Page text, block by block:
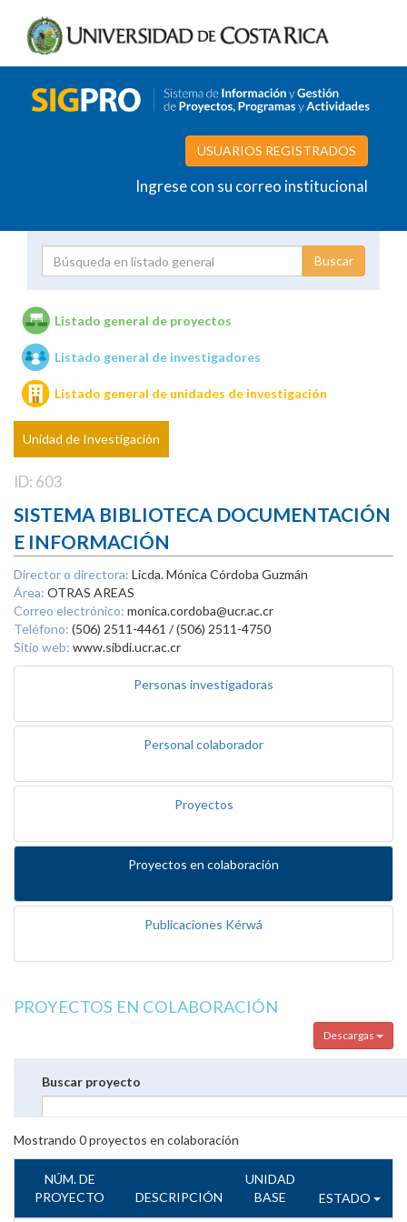
USUARIOS REGISTRADOS
Ingrese con su correo institucional
Unidades de investigación
Listado general de proyectos
Listado general de investigadores
Listado general de unidades de investigación
Unidad de Investigación
ID: 603
SISTEMA BIBLIOTECA DOCUMENTACIÓN
E INFORMACIÓN
Director o directora: Licda. Mónica Córdoba Guzmán
Área: OTRAS AREAS
Correo electrónico: monica.cordoba@ucr.ac.cr
Teléfono: (506) 2511-4461 / (506) 2511-4750
Sitio web: www.sibdi.ucr.ac.cr
Personas investigadoras
Personal colaborador
Proyectos
Proyectos en colaboración
Publicaciones Kérwá
PROYECTOS EN COLABORACIÓN
Descargas
Buscar proyecto
Mostrando 0proyectos en colaboración
NÚM. DE
PROYECTO
DESCRIPCIÓN
UNIDAD
BASE
ESTADO